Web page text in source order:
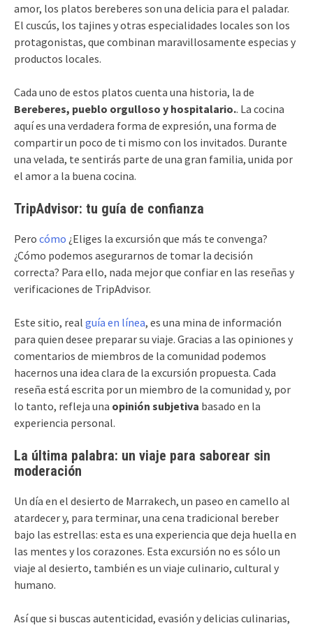
amor, los platos bereberes son una delicia para el paladar.
El cuscús, los tajines y otras especialidades locales son los
protagonistas, que combinan maravillosamente especias y
productos locales.
Cada uno de estos platos cuenta una historia, la de
Bereberes, pueblo orgulloso y hospitalario.. La cocina
aquí es una verdadera forma de expresión, una forma de
compartir un poco de ti mismo con los invitados. Durante
una velada, te sentirás parte de una gran familia, unida por
el amor a la buena cocina.
TripAdvisor: tu guía de confianza
Pero cómo ¿Eliges la excursión que más te convenga?
¿Cómo podemos asegurarnos de tomar la decisión
correcta? Para ello, nada mejor que confiar en las reseñas y
verificaciones de TripAdvisor.
Este sitio, real guía en línea, es una mina de información
para quien desee preparar su viaje. Gracias a las opiniones y
comentarios de miembros de la comunidad podemos
hacernos una idea clara de la excursión propuesta. Cada
reseña está escrita por un miembro de la comunidad y, por
lo tanto, refleja una opinión subjetiva basado en la
experiencia personal.
La última palabra: un viaje para saborear sin
moderación
Un día en el desierto de Marrakech, un paseo en camello al
atardecer y, para terminar, una cena tradicional bereber
bajo las estrellas: esta es una experiencia que deja huella en
las mentes y los corazones. Esta excursión no es sólo un
viaje al desierto, también es un viaje culinario, cultural y
humano.
Así que si buscas autenticidad, evasión y delicias culinarias,